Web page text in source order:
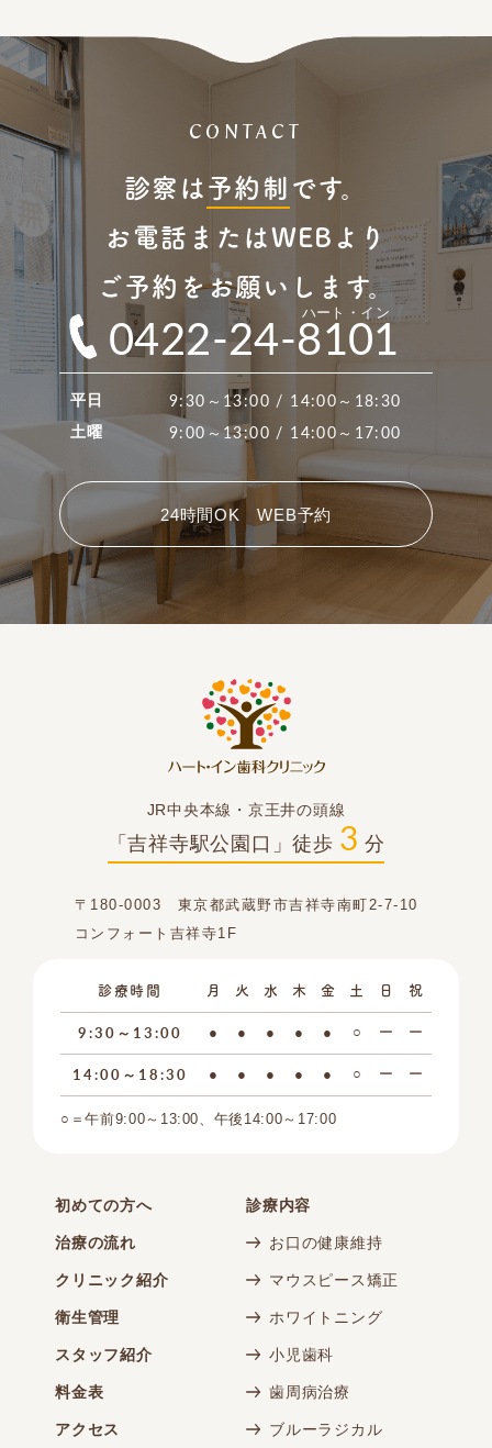
CONTACT
診察は 予約制 です。
お電話またはWEBより
ご予約をお願いします。
0422-24-8101
ハート・イン
平日 9:30～13:00 / 14:00～18:30
土曜 9:00～13:00 / 14:00～17:00
24時間OK WEB予約
JR中央本線・京王井の頭線
「吉祥寺駅公園口」徒歩 3 分
〒180-0003 東京都武蔵野市吉祥寺南町2-7-10
コンフォート吉祥寺1F
診療時間 月 火 水 木 金 土 日 祝
9:30～13:00 ● ● ● ● ● ○ ー ー
14:00～18:30 ● ● ● ● ● ○ ー ー
○＝午前9:00～13:00、午後14:00～17:00
初めての方へ
治療の流れ
クリニック紹介
衛生管理
スタッフ紹介
料金表
アクセス
診療内容
お口の健康維持
マウスピース矯正
ホワイトニング
小児歯科
歯周病治療
ブルーラジカル